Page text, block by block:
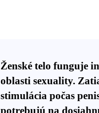
Ženské telo funguje
oblasti sexuality.
stimulácia počas